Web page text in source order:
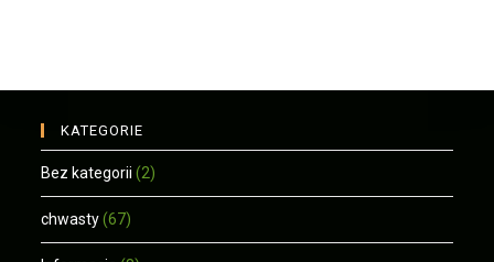
KATEGORIE
Bez kategorii (2)
chwasty (67)